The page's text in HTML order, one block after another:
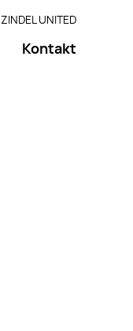
ZINDEL UNITED
Kontakt